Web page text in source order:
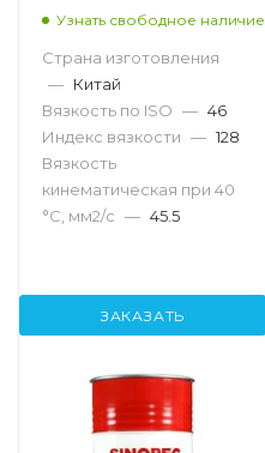
Refrigeration
Compressor Oil 46, 200л
Узнать свободное наличие
Страна изготовления
— Китай
Вязкость по ISO — 46
Индекс вязкости — 128
Вязкость
кинематическая при 40
°С, мм2/с — 45.5
ЗАКАЗАТЬ